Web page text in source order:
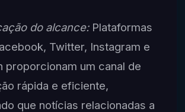
do alcance:Plataformas
Twitter, Instagram e
proporcionam um canal de
rápida e eficiente,
que notícias relacionadas a